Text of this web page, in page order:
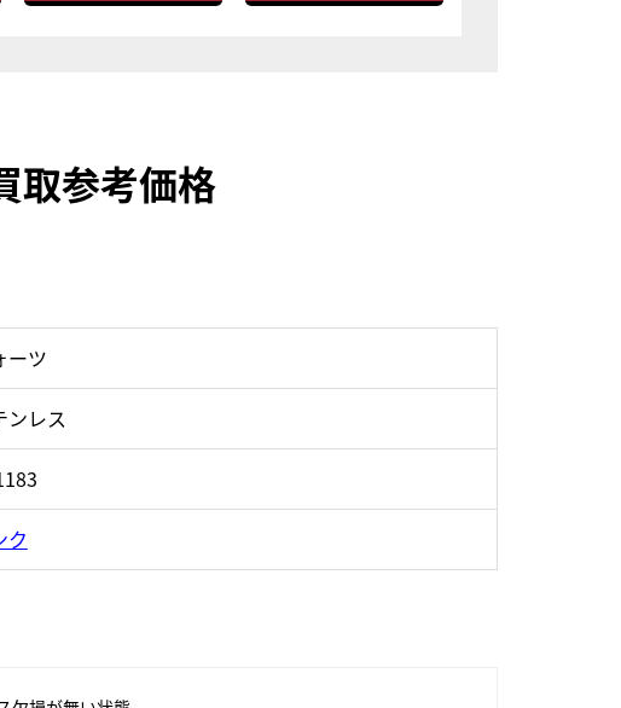
取参考価格
ーツ
ンレス
ク